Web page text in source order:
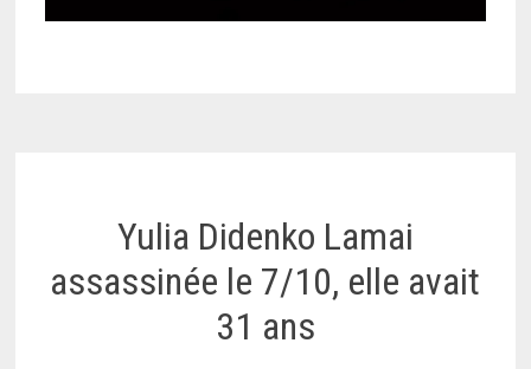
Yulia Didenko Lamai
assassinée le 7/10, elle avait
31 ans